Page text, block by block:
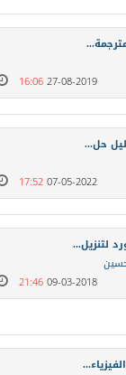
27-08-2019
16:06
حل...
07-05-2022
17:52
لتنزيل...
09-03-2018
21:46